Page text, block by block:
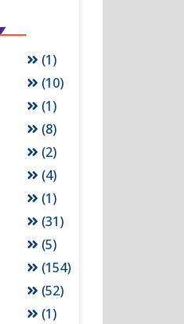
(1)
(10)
(1)
(8)
(2)
(4)
(1)
(31)
(5)
(154)
(52)
(1)